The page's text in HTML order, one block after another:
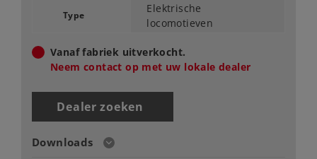
Type
Elektrische
locomotieven
Vanaf fabriek uitverkocht.
Neem contact op met uw lokale dealer
Dealer zoeken
Downloads